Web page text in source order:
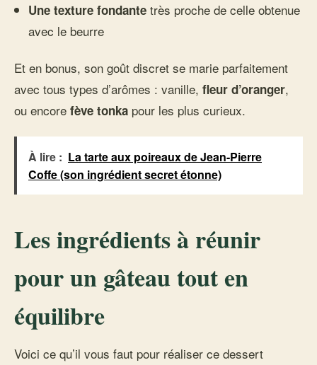
Une texture fondante très proche de celle obtenue
avec le beurre
Et en bonus, son goût discret se marie parfaitement
avec tous types d’arômes : vanille, fleur d’oranger,
ou encore fève tonka pour les plus curieux.
À lire : La tarte aux poireaux de Jean-Pierre
Coffe (son ingrédient secret étonne)
Les ingrédients à réunir
pour un gâteau tout en
équilibre
Voici ce qu’il vous faut pour réaliser ce dessert